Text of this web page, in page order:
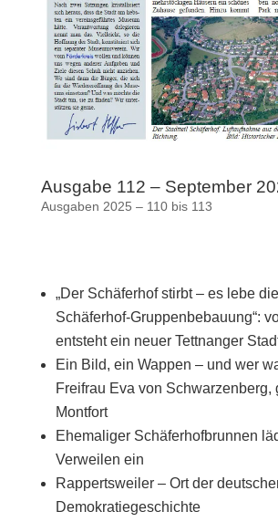
Ausgabe 112 – September
Ausgaben 2025 – 110 bis 113
„Der Schäferhof stirbt – es lebe
Schäferhof-Gruppenbebauung“:
entsteht ein neuer Tettnanger
Ein Bild, ein Wappen – und wer
Freifrau Eva von Schwarzenberg,
Montfort
Ehemaliger Schäferhofbrunnen
Verweilen ein
Rappertsweiler – Ort der
Demokratiegeschichte